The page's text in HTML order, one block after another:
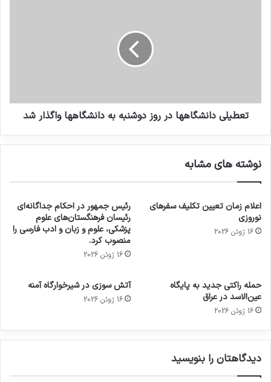
تعطیلی دانشگاهها در روز دوشنبه به دانشگاهها واگذار شد
نوشته های مشابه
اعلام زمان تعیین تکلیف سفرهای
نوروزی
16 ژوئن 2026
رئیس جمهور در احکام جداگانه‌ای
رئیسان فرهنگستان‌های علوم
پزشکی، علوم و زبان و ادب فارسی را
منصوب کرد.
16 ژوئن 2026
حمله راکتی جدید به پایگاه
عین‌الاسد در عراق
16 ژوئن 2026
آتش سوزی در شیرخوارگاه آمنه
16 ژوئن 2026
دیدگاهتان را بنویسید